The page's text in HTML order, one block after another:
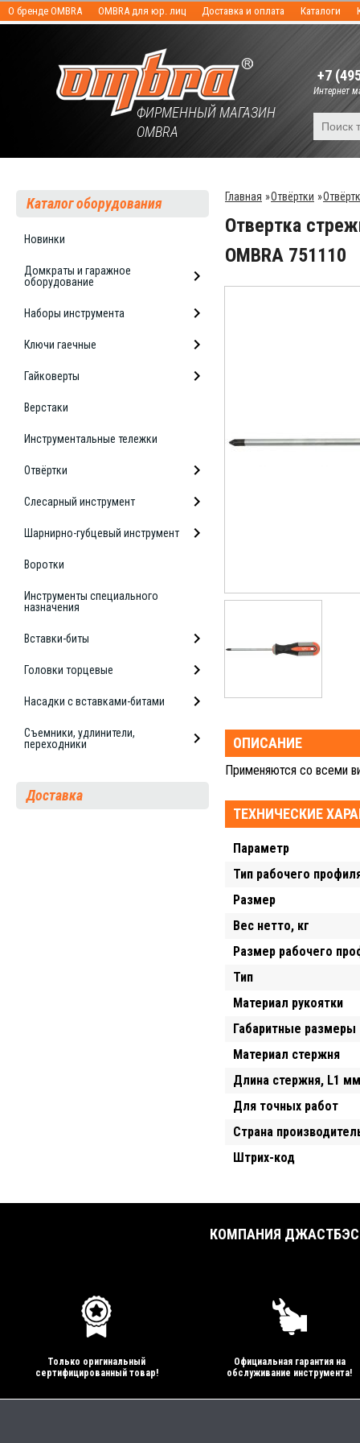
О бренде OMBRA OMBRA для юр. лиц Доставка и оплата Каталоги
ФИРМЕННЫЙ МАГАЗИН
OMBRA
+7
Интернет
Каталог оборудования
Новинки
Домкраты и гаражное
оборудование
Наборы инструмента
Ключи гаечные
Гайковерты
Верстаки
Инструментальные тележки
Отвёртки
Слесарный инструмент
Шарнирно-губцевый инструмент
Воротки
Инструменты специального
назначения
Вставки-биты
Головки торцевые
Насадки с вставками-битами
Съемники, удлинители,
переходники
Доставка
Главная »Отвёртки »
Отвертка
OMBRA 751110
ОПИСАНИЕ
Применяются со всеми
ТЕХНИЧЕСКИЕ
Параметр
Тип рабочего
Размер
Вес нетто, кг
Размер рабочего
Тип
Материал рукоятки
Габаритные
Материал стержня
Длина стержня, L1 мм
Для точных работ
Страна
Штрих-код
КОМПАНИЯ
Только оригинальный
сертифицированный товар!
Официальная гарантия на
обслуживание инструмента!